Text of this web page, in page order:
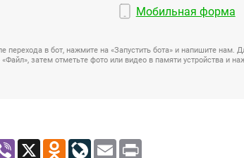
Мобильная форма
перехода в бот, нажмите на «Запустить бота» и напишите нам.
затем отметьте фото или видео в памяти устройства и
Viber X Odnoklassniki
LiveJournal
Email